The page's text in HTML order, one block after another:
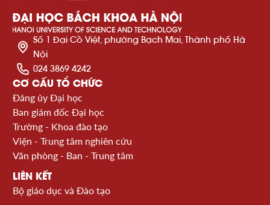
Số 1 Đại Cồ Việt, phường Bạch Mai, Thành phố Hà
Nội
024 3869 4242
CƠ CẤU TỔ CHỨC
Đảng ủy Đại học
Ban giám đốc Đại học
Trường - Khoa đào tạo
Viện - Trung tâm nghiên cứu
Văn phòng - Ban - Trung tâm
LIÊN KẾT
Bộ giáo dục và Đào tạo